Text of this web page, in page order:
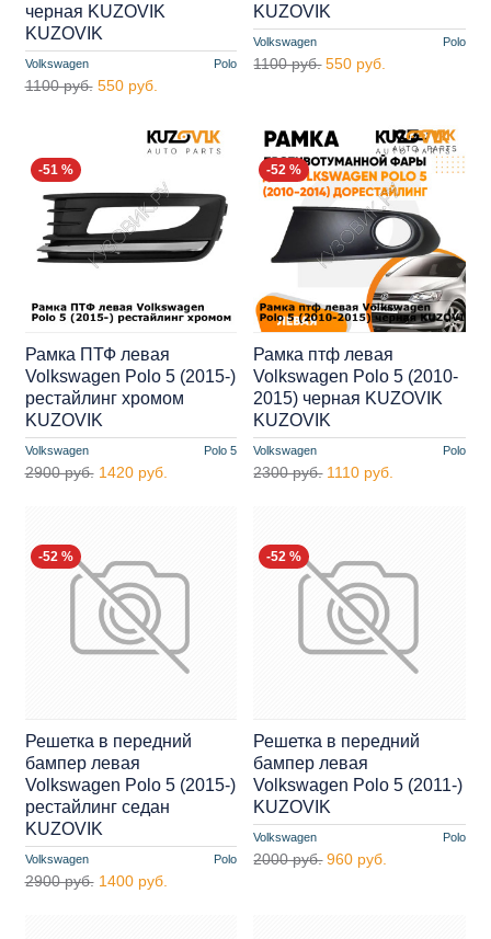
Volkswagen Polo
черная KUZOVIK
KUZOVIK
1100 руб. 550 руб.
Volkswagen Polo
KUZOVIK
1100 руб. 550 руб.
-51 %
Volkswagen Polo 5
Рамка ПТФ левая
Volkswagen Polo 5 (2015-)
рестайлинг хромом
KUZOVIK
2900 руб. 1420 руб.
-52 %
Volkswagen Polo
Рамка птф левая
Volkswagen Polo 5 (2010-
2015) черная KUZOVIK
KUZOVIK
2300 руб. 1110 руб.
-52 %
Volkswagen Polo
Решетка в передний
бампер левая
Volkswagen Polo 5 (2015-)
рестайлинг седан
KUZOVIK
2900 руб. 1400 руб.
-52 %
Volkswagen Polo
Решетка в передний
бампер левая
Volkswagen Polo 5 (2011-)
KUZOVIK
2000 руб. 960 руб.